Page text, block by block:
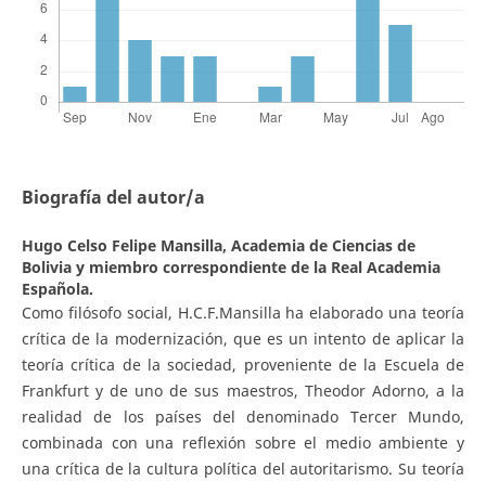
Biografía del autor/a
Hugo Celso Felipe Mansilla, Academia de Ciencias de
Bolivia y miembro correspondiente de la Real Academia
Española.
Como filósofo social, H.C.F.Mansilla ha elaborado una teoría
crítica de la modernización, que es un intento de aplicar la
teoría crítica de la sociedad, proveniente de la Escuela de
Frankfurt y de uno de sus maestros, Theodor Adorno, a la
realidad de los países del denominado Tercer Mundo,
combinada con una reflexión sobre el medio ambiente y
una crítica de la cultura política del autoritarismo. Su teoría